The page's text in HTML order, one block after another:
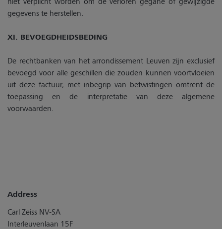
gegevens te herstellen.
XI. BEVOEGDHEIDSBEDING
De rechtbanken van het arrondissement Leuven zijn exclusief
bevoegd voor alle geschillen die zouden kunnen voortvloeien
uit deze factuur, met inbegrip van betwistingen omtrent de
toepassing en de interpretatie van deze algemene
voorwaarden.
Address
Carl Zeiss NV-SA
Interleuvenlaan 15F